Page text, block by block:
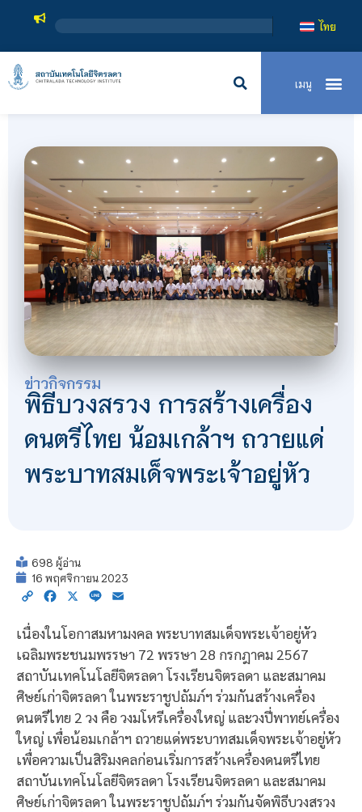
สถาบันเทคโ
ไทย
ข่าวกิจกรรม
พิธีบวงสรวง การสร้างเครื่อง
ดนตรีไทย น้อมเกล้าฯ ถวายแด่
พระบาทสมเด็จพระเจ้าอยู่หัว
698 ผู้อ่าน
16 พฤศจิกายน 2023
Copy Facebook
X Line
เนื่องในโอกาสมหามงคล พระบาทสมเด็จพระเจ้าอยู่หัว
เฉลิมพระชนมพรรษา 72 พรรษา 28 กรกฎาคม 2567
สถาบันเทคโนโลยีจิตรลดา โรงเรียนจิตรลดา และสมาคม
ศิษย์เก่าจิตรลดา ในพระราชูปถัมภ์ฯ ร่วมกันสร้างเครื่อง
ดนตรีไทย 2 วง คือ วงมโหรีเครื่องใหญ่ และวงปี่พาทย์เครื่อง
ใหญ่ เพื่อน้อมเกล้าฯ ถวายแด่พระบาทสมเด็จพระเจ้าอยู่หัว
เพื่อความเป็นสิริมงคลก่อนเริ่มการสร้างเครื่องดนตรีไทย
สถาบันเทคโนโลยีจิตรลดา โรงเรียนจิตรลดา และสมาคม
ศิษย์เก่าจิตรลดา ในพระราชูปถัมภ์ฯ ร่วมกันจัดพิธีบวงสรวง